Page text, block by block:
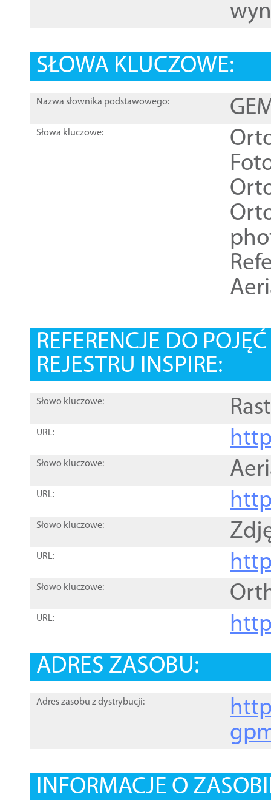
SŁOWA KLUCZOWE:
Nazwa słownika podstawowego:
Słowa kluczowe:
REFERENCJE DO
REJESTRU INSPIRE:
Słowo kluczowe:
URL:
Słowo kluczowe:
URL:
Słowo kluczowe:
URL:
Słowo kluczowe:
URL:
ADRES ZASOBU:
Adres zasobu z dystrybucji:
INFORMACJE O